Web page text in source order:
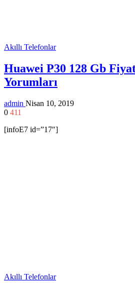
Akıllı Telefonlar
Huawei P30 128 Gb
Yorumları
admin Nisan 10, 2019
0 411
[infoE7 id=”17″]
Akıllı Telefonlar